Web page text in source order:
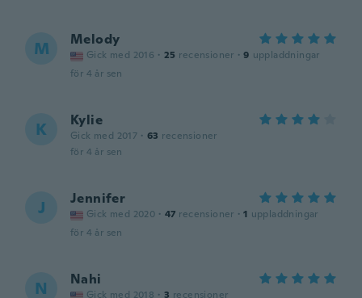
M Melody
Gick med 2016 · 25 recensioner · 9 uppladdningar
för 4 år sen
K Kylie
Gick med 2017 · 63 recensioner
för 4 år sen
J Jennifer
Gick med 2020 · 47 recensioner · 1 uppladdningar
för 4 år sen
N Nahi
Gick med 2018 · 3 recensioner